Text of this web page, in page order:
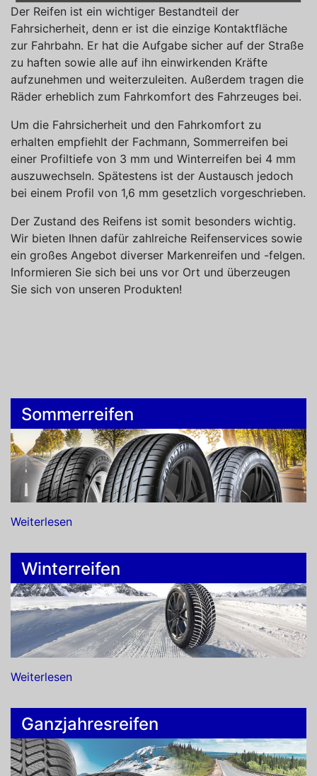
Der Reifen ist ein wichtiger Bestandteil der
Fahrsicherheit, denn er ist die einzige Kontaktfläche
zur Fahrbahn. Er hat die Aufgabe sicher auf der Straße
zu haften sowie alle auf ihn einwirkenden Kräfte
aufzunehmen und weiterzuleiten. Außerdem tragen die
Räder erheblich zum Fahrkomfort des Fahrzeuges bei.
Um die Fahrsicherheit und den Fahrkomfort zu
erhalten empfiehlt der Fachmann, Sommerreifen bei
einer Profiltiefe von 3 mm und Winterreifen bei 4 mm
auszuwechseln. Spätestens ist der Austausch jedoch
bei einem Profil von 1,6 mm gesetzlich vorgeschrieben.
Der Zustand des Reifens ist somit besonders wichtig.
Wir bieten Ihnen dafür zahlreiche Reifenservices sowie
ein großes Angebot diverser Markenreifen und -felgen.
Informieren Sie sich bei uns vor Ort und überzeugen
Sie sich von unseren Produkten!
Sommerreifen
Weiterlesen
Winterreifen
Weiterlesen
Ganzjahresreifen